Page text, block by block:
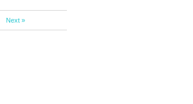
Next »